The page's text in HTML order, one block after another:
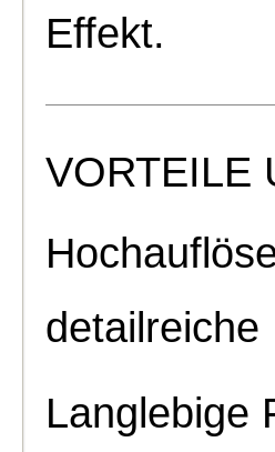
Effekt.
VORTEILE
detailreiche
Langlebige